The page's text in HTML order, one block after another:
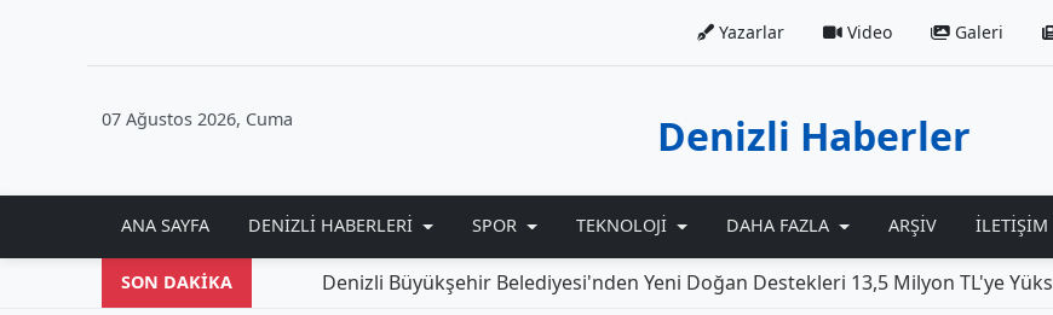
Yazarlar Video Galeri
07 Ağustos 2026, Cuma Denizli Haberler
ANA SAYFA DENIZLI HABERLERI SPOR TEKNOLOJI DAHA FAZLA ARŞIV İLETIŞIM
SON DAKİKA Denizli Büyükşehir Belediyesi'nden Yeni Doğan Destekleri 13,5 Milyon TL'ye Yükseldi